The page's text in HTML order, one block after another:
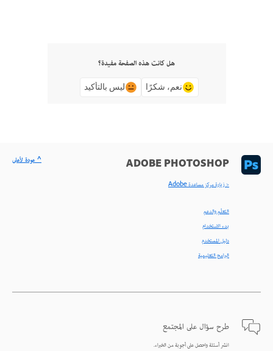
هل كانت هذه الصفحة مفيدة؟
نعم، شكرًا ليس بالتأكيد
ADOBE PHOTOSHOP
< زيارة مركز مساعدة Adobe
التعلّم والدعم
بدء الاستخدام
دليل المستخدم
البرامج التعليمية
طرح سؤال على المجتمع
انشر أسئلة واحصل على أجوبة من الخبراء.
^ عودة لأعلى